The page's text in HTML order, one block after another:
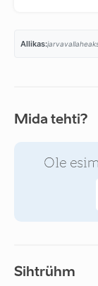
Allikas:
Mida tehti?
Ole
Sihtrühm